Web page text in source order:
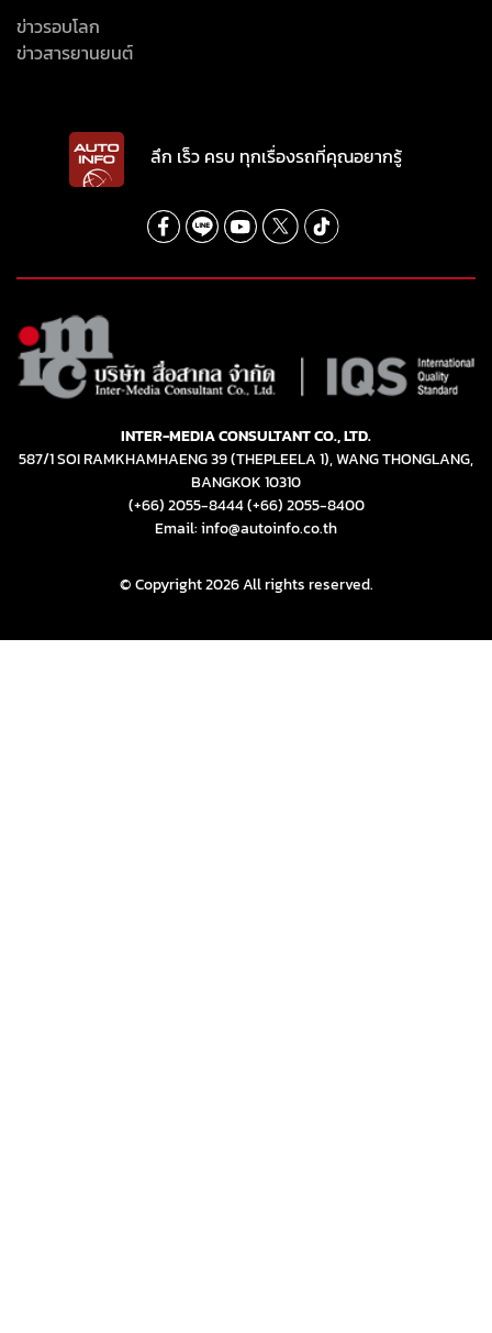
ข่าวรอบโลก
ข่าวสารยานยนต์
ลึก เร็ว ครบ ทุกเรื่องรถที่คุณอยากรู้
INTER-MEDIA CONSULTANT CO., LTD.
587/1 SOI RAMKHAMHAENG 39 (THEPLEELA 1), WANG THONGLANG,
BANGKOK 10310
(+66) 2055-8444(+66) 2055-8400
Email: info@autoinfo.co.th
© Copyright 2026 All rights reserved.